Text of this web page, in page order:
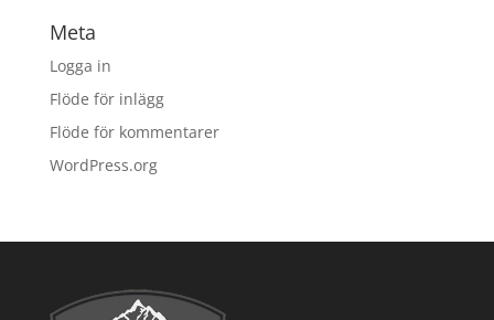
Meta
Logga in
Flöde för inlägg
Flöde för kommentarer
WordPress.org